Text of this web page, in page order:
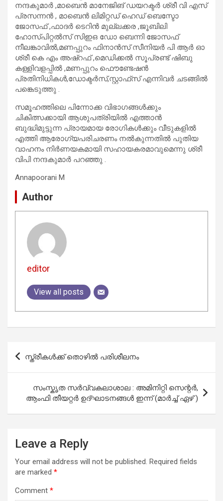
നന്ദകുമാർ ,മാബെൻ മാനേജിങ് ഡയറക്ടർ ശ്രീ വി എസ്
പ്രസന്നൻ , മാബെൻ ലിമിറ്റഡ് ഹെഡ് ബെസ്ടോ
ജോസഫ് ,ഫാദർ ടെറിൻ മുല്ലക്കര ,ജൂബിലി
ഹോസ്പിറ്റൽസ് സിഇഒ ഡോ ബെന്നി ജോസഫ്
നീലങ്കാവിൽ,മണപ്പുറം ഫിനാൻസ് സീനിയർ പി ആർ ഓ
ശ്രീ കെ എം അഷ്‌റഫ് ,മെഡിക്കൽ സൂപ്രണ്ട് ഷിബു
കള്ളിവളപ്പിൽ ,മണപ്പുറം ഫൌണ്ടേഷൻ
പ്രതിനിധികൾ,ഡോക്ടർസ്,സ്റ്റാഫ്‌സ് എന്നിവർ ചടങ്ങിൽ
പങ്കെടുത്തു .
സമൂഹത്തിലെ പിന്നോക്ക വിഭാഗങ്ങൾക്കും
ചികിത്സക്കായി ആശുപത്രിയിൽ എത്താൻ
ബുദ്ധിമുട്ടുന്ന പ്രായമായ രോഗികൾക്കും വീടുകളിൽ
എത്തി ആരോഗ്യപരിചരണം നൽകുന്നതിൽ പുതിയ
വാഹനം നിർണയകമായി സഹായകരമാവുമെന്നു ശ്രീ
വിപി നന്ദകുമാർ പറഞ്ഞു .
Annapoorani M
Author
editor
View all posts
Post
navigation
സ്ത്രീകൾക്ക് തൊഴിൽ പരിശീലനം
സംസ്കൃത സര്‍വ്വകലാശാല : അമിനിറ്റി സെന്റര്‍,
ആംഫി തീയറ്റര്‍ ഉദ്ഘാടനങ്ങള്‍ ഇന്ന് (മാര്‍ച്ച് ഏഴ് )
Leave a Reply
Your email address will not be published. Required fields
are marked *
Comment *